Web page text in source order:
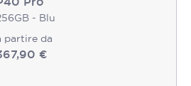
- Blu
partire da
€